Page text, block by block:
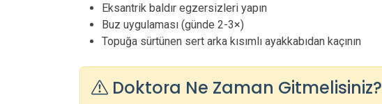
Eksantrik baldır egzersizleri yapın
Buz uygulaması (günde 2-3×)
Topuğa sürtünen sert arka kısımlı ayakkabıdan kaçının
Doktora Ne Zaman Gitmelisiniz?